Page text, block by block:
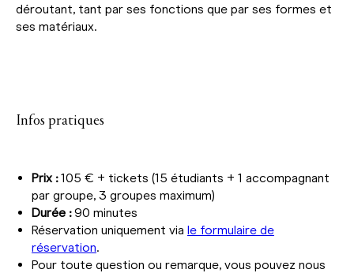
déroutant, tant par ses fonctions que par ses formes et
ses matériaux.
Infos pratiques
Prix :105 € + tickets (15 étudiants + 1 accompagnant
par groupe, 3 groupes maximum)
Durée :90 minutes
Réservation uniquement via le formulaire de
réservation.
Pour toute question ou remarque, vous pouvez nous